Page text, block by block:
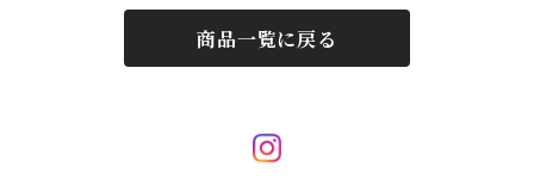
JIL SANDER
商品一覧に戻る